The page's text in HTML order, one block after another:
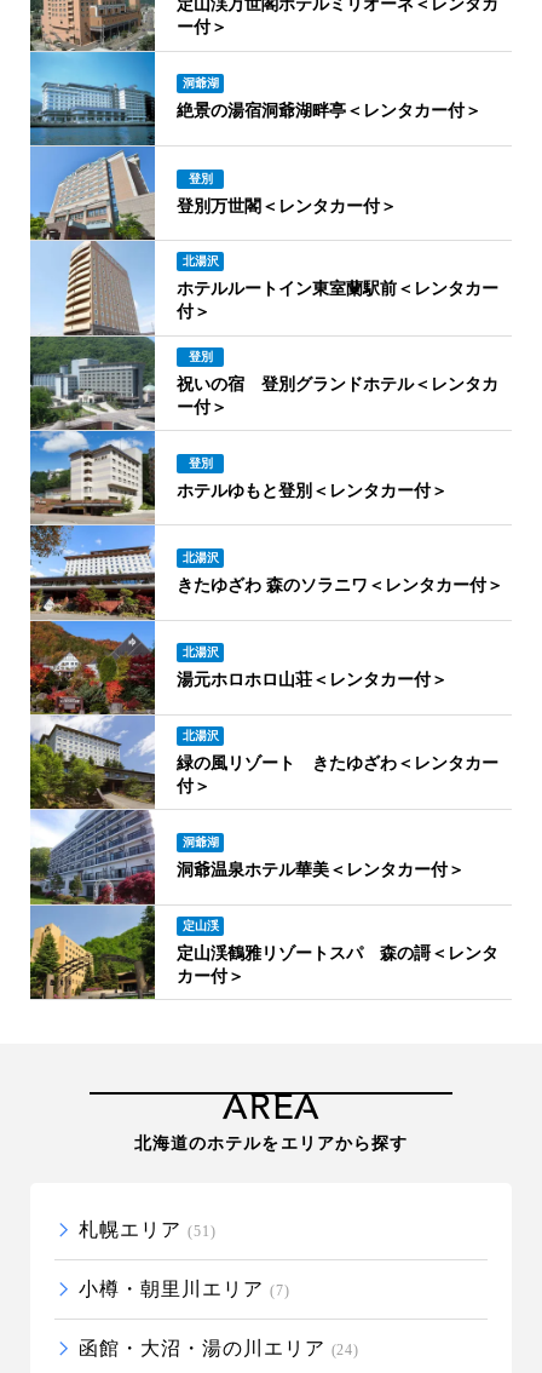
定山渓万世閣ホテルミリオーネ＜レンタカ
ー付＞
洞爺湖
絶景の湯宿洞爺湖畔亭＜レンタカー付＞
登別
登別万世閣＜レンタカー付＞
北湯沢
ホテルルートイン東室蘭駅前＜レンタカー
付＞
登別
祝いの宿 登別グランドホテル＜レンタカ
ー付＞
登別
ホテルゆもと登別＜レンタカー付＞
北湯沢
きたゆざわ 森のソラニワ＜レンタカー付＞
北湯沢
湯元ホロホロ山荘＜レンタカー付＞
北湯沢
緑の風リゾート きたゆざわ＜レンタカー
付＞
洞爺湖
洞爺温泉ホテル華美＜レンタカー付＞
定山渓
定山渓鶴雅リゾートスパ 森の謌＜レンタ
カー付＞
AREA
北海道のホテルをエリアから探す
札幌エリア (51)
小樽・朝里川エリア (7)
函館・大沼・湯の川エリア (24)